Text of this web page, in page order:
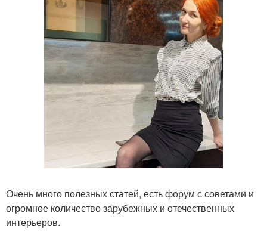
Очень много полезных статей, есть форум с советами и
огромное количество зарубежных и отечественных
интерьеров.